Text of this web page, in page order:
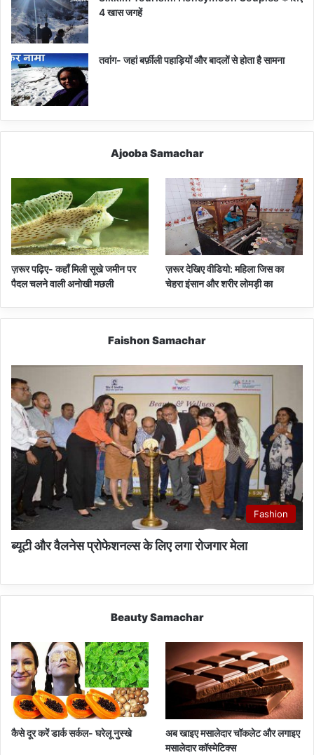
4 खास जगहें
तवांग- जहां बर्फ़ीली पहाड़ियों और बादलों से होता है सामना
Ajooba Samachar
ज़रूर पढ़िए- कहाँ मिली सूखे जमीन पर
पैदल चलने वाली अनोखी मछली
ज़रूर देखिए वीडियो: महिला जिस का
चेहरा इंसान और शरीर लोमड़ी का
Faishon Samachar
Fashion
ब्यूटी और वैलनेस प्रोफेशनल्स के लिए लगा रोजगार मेला
Beauty Samachar
कैसे दूर करें डार्क सर्कल- घरेलू नुस्खे
अब खाइए मसालेदार चॉकलेट और लगाइए
मसालेदार कॉस्‍मेटिक्‍स